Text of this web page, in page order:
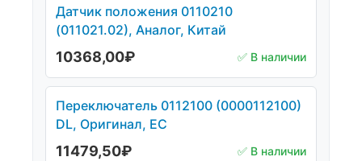
Датчик положения 0110210
(011021.02), Аналог, Китай
10368,00₽ ✅ В наличии
Переключатель 0112100 (0000112100)
DL, Оригинал, ЕС
11479,50₽ ✅ В наличии